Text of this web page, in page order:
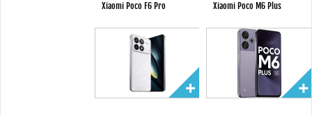
Xiaomi Poco F6 Pro Xiaomi Poco M6 Plus